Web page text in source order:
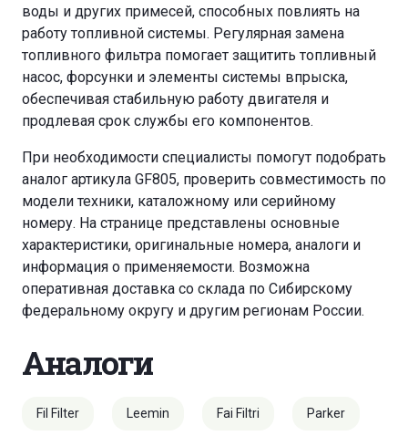
воды и других примесей, способных повлиять на
работу топливной системы. Регулярная замена
топливного фильтра помогает защитить топливный
насос, форсунки и элементы системы впрыска,
обеспечивая стабильную работу двигателя и
продлевая срок службы его компонентов.
При необходимости специалисты помогут подобрать
аналог артикула GF805, проверить совместимость по
модели техники, каталожному или серийному
номеру. На странице представлены основные
характеристики, оригинальные номера, аналоги и
информация о применяемости. Возможна
оперативная доставка со склада по Сибирскому
федеральному округу и другим регионам России.
Аналоги
Fil Filter Leemin Fai Filtri Parker